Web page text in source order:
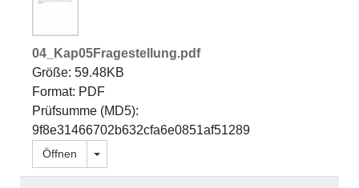
04_Kap05Fragestellung.pdf
Größe: 59.48KB
Format: PDF
Prüfsumme (MD5):
9f8e31466702b632cfa6e0851af51289
Öffnen Dropdown öffnen